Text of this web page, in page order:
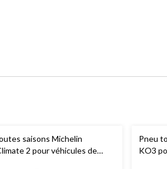
saisons Michelin
2 pour véhicules de
Pneu
KO3